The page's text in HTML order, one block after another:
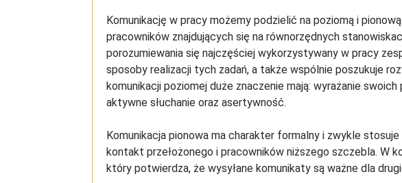
Komunikację w pracy możemy podzielić na poziomą i
pracowników znajdujących się na równorzędnych
porozumiewania się najczęściej wykorzystywany w pracy
sposoby realizacji tych zadań, a także wspólnie poszukuje
komunikacji poziomej duże znaczenie mają: wyrażanie
aktywne słuchanie oraz asertywność.
Komunikacja pionowa ma charakter formalny i zwykle
kontakt przełożonego i pracowników niższego szczebla. W
który potwierdza, że wysyłane komunikaty są ważne dla